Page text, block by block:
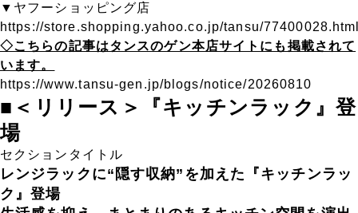
▼ヤフーショッピング店
https://store.shopping.yahoo.co.jp/tansu/
◇こちらの記事はタンスのゲン本店サイトにも掲載されて
います。
https://www.tansu-gen.jp/blogs/notice/20260810
■＜リリース＞『キッチンラック』登
場
セクションタイトル
レンジラックに“隠す収納”を加えた『キッチンラッ
ク』登場